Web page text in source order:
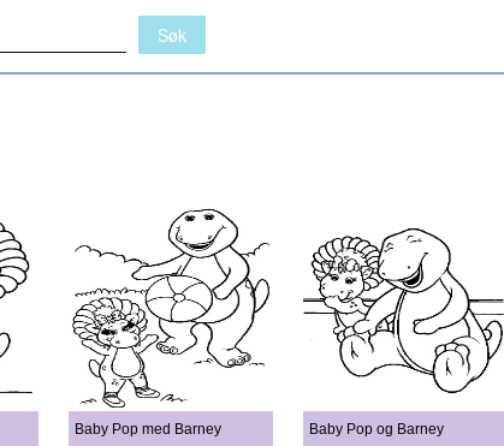
Baby Pop med Barney Baby Pop og Barney